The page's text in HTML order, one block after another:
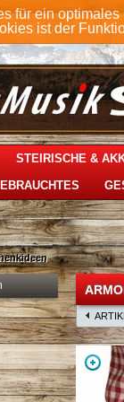
für ein
ist der
STEIRISCHE &